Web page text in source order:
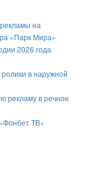
на
«Парк Мира»
2026 года
в наружной
рекламу в речное
ТВ»